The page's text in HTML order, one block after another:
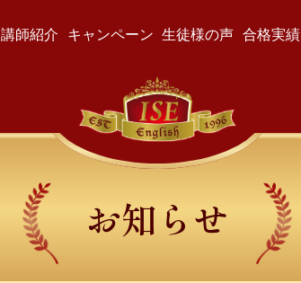
講師紹介 キャンペーン 生徒様の声 合格実績
お知らせ